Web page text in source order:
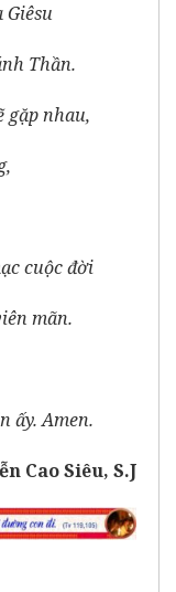
Thần.
gặp nhau,
cuộc đời
mãn.
ấy. Amen.
Cao Siêu, S.J